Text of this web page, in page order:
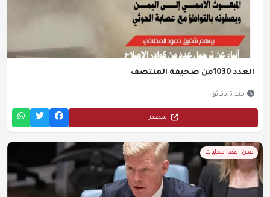
العدد 1030من صحيفة المنتصف
منذ 5 دقائق
المصدر
عدن الغد- محليات